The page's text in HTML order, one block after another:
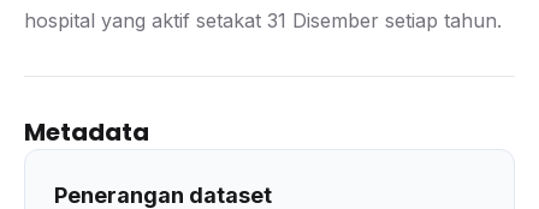
hospital yang aktif setakat 31 Disember setiap tahun.
Metadata
Penerangan dataset